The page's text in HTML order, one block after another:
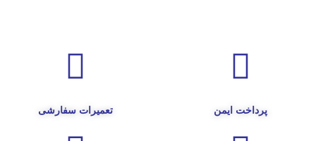
پرداخت ایمن تعمیرات سفارشی